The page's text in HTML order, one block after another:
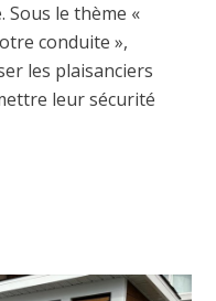
Sous le thème «
conduite »,
les plaisanciers
leur sécurité